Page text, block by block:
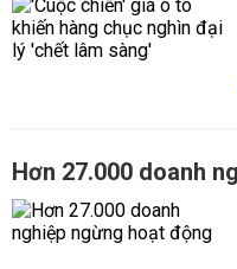
Hơn 27.000 doanh